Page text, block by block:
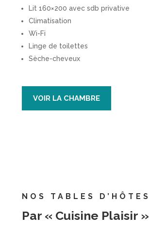
Lit 160×200 avec sdb privative
Climatisation
Wi-Fi
Linge de toilettes
Sèche-cheveux
VOIR LA CHAMBRE
NOS TABLES D’HÔTES
Par « Cuisine Plaisir »